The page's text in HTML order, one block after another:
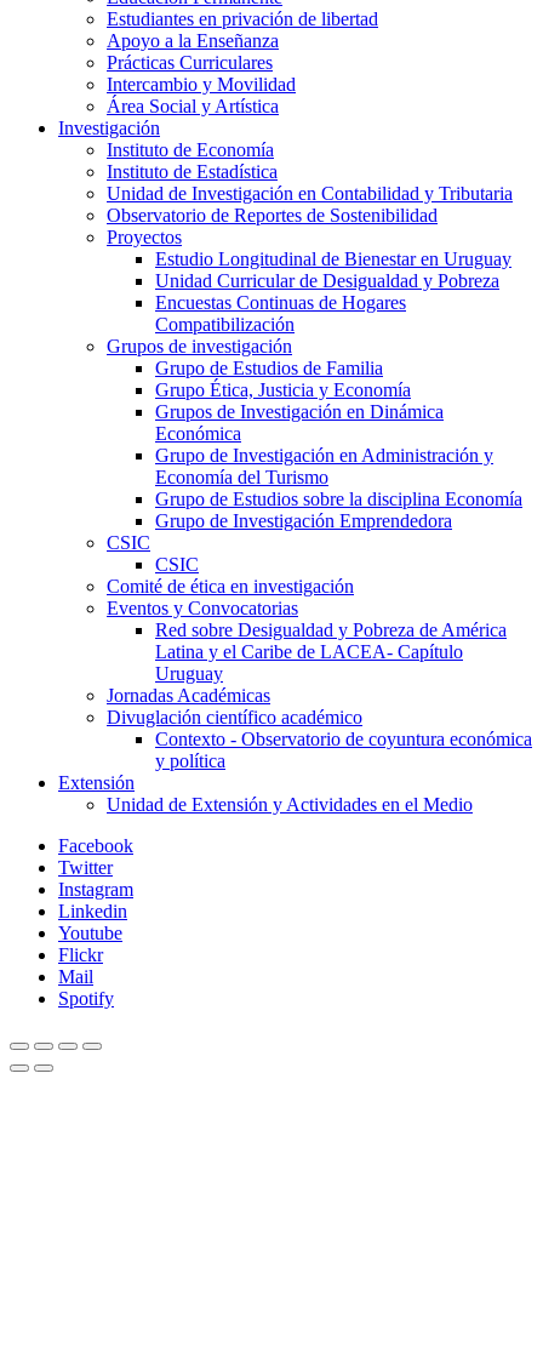
Estudiantes en privación de libertad
Apoyo a la Enseñanza
Prácticas Curriculares
Intercambio y Movilidad
Área Social y Artística
Investigación
Instituto de Economía
Instituto de Estadística
Unidad de Investigación en Contabilidad y Tributaria
Observatorio de Reportes de Sostenibilidad
Proyectos
Estudio Longitudinal de Bienestar en Uruguay
Unidad Curricular de Desigualdad y Pobreza
Encuestas Continuas de Hogares
Compatibilización
Grupos de investigación
Grupo de Estudios de Familia
Grupo Ética, Justicia y Economía
Grupos de Investigación en Dinámica
Económica
Grupo de Investigación en Administración y
Economía del Turismo
Grupo de Estudios sobre la disciplina Economía
Grupo de Investigación Emprendedora
CSIC
CSIC
Comité de ética en investigación
Eventos y Convocatorias
Red sobre Desigualdad y Pobreza de América
Latina y el Caribe de LACEA- Capítulo
Uruguay
Jornadas Académicas
Divuglación científico académico
Contexto - Observatorio de coyuntura económica
y política
Extensión
Unidad de Extensión y Actividades en el Medio
Facebook
Twitter
Instagram
Linkedin
Youtube
Flickr
Mail
Spotify